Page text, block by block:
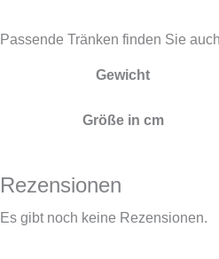
Passende Tränken finden Sie
Gewicht
Größe in cm
Rezensionen
Es gibt noch keine Rezensionen.